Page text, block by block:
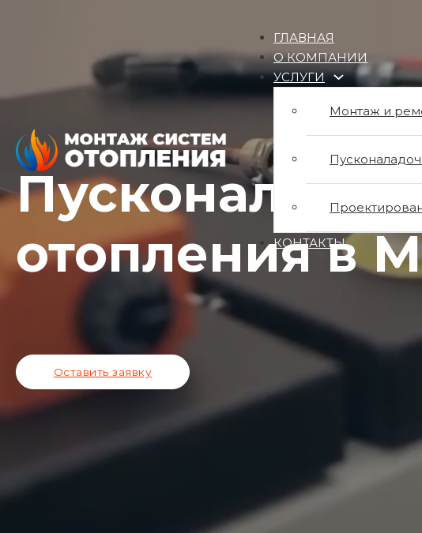
ГЛАВНАЯ
О КОМПАНИИ
УСЛУГИ
Монтаж и
КОНТАКТЫ
Пусконаладка
отопления в
Оставить заявку